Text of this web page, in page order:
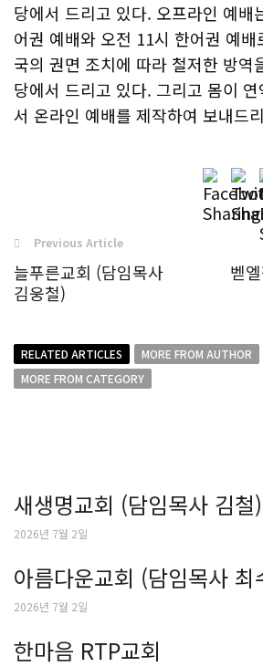
당에서 드리고 있다. 오프라인 예배
어권 예배와 오전 11시 한어권 예배
국의 권면 조치에 따라 철저한 방역
당에서 드리고 있다. 그리고 몸이
서 온라인 예배를 제작하여 보내드
Previous Article
늘푸른교회 (담임목사
김웅철)
벧
RELATED ARTICLES
MORE FROM AUTHOR
MORE FROM CATEGORY
새생명교회 (담임목사 김철)
2026년 7월 2일
아름다운교회 (담임목사 최
2026년 7월 2일
한마음 RTP교회